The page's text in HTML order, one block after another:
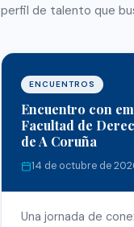
perfil de talento que
ENCUENTROS
Encuentro con
Facultad de
de A Coruña
14 de octubre de
Una jornada de